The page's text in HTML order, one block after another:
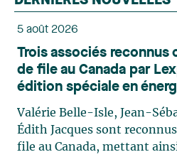
5 août 2026
Trois associés reconnus
de file au Canada par
édition spéciale en
Valérie Belle-Isle, Jean-
Édith Jacques sont
file au Canada, mettant